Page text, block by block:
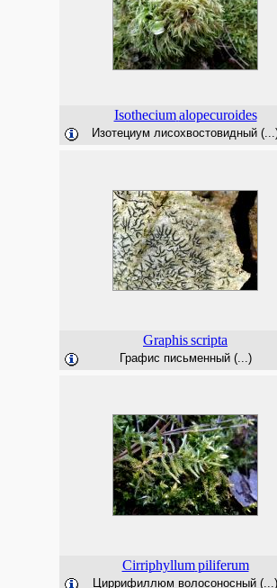
Isothecium alopecuroides
Изотециум лисохвостовидный
Graphisscripta
Графис письменный (...)
Cirriphyllum piliferum
Циррифиллюм волосоносный (...)